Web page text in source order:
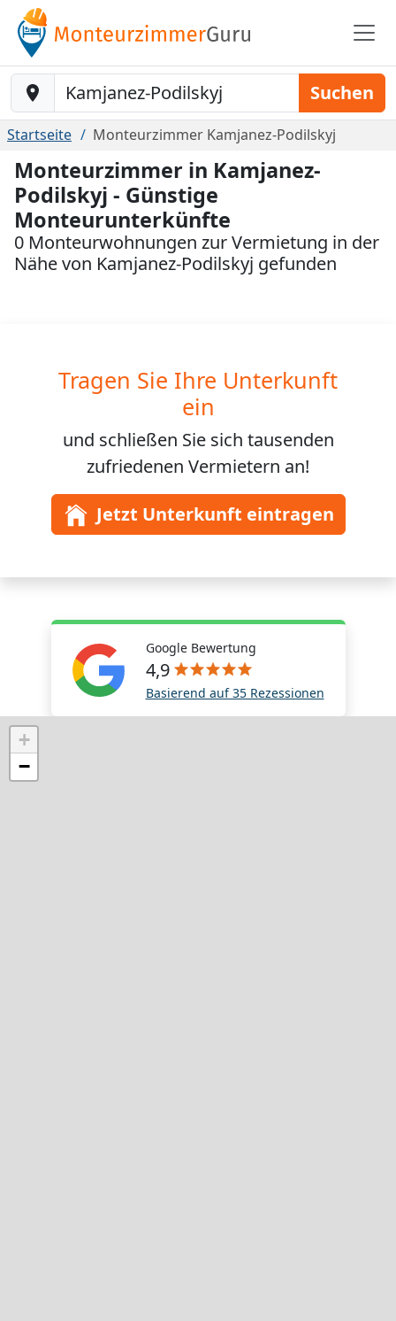
Baustelle-Location Suchen
Startseite Monteurzimmer Kamjanez-Podilskyj
Monteurzimmer in Kamjanez-
Podilskyj - Günstige
Monteurunterkünfte
0 Monteurwohnungen zur Vermietung in der
Nähe von Kamjanez-Podilskyj gefunden
Tragen Sie Ihre Unterkunft
ein
und schließen Sie sich tausenden
zufriedenen Vermietern an!
Jetzt Unterkunft eintragen
Google Bewertung
4,9
Basierend auf 35 Rezessionen
+
−